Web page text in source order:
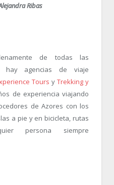
Ribas
de todas las
hay agencias de viaje
Tours y Trekking y
de experiencia viajando
de Azores con los
a pie y en bicicleta, rutas
persona siempre